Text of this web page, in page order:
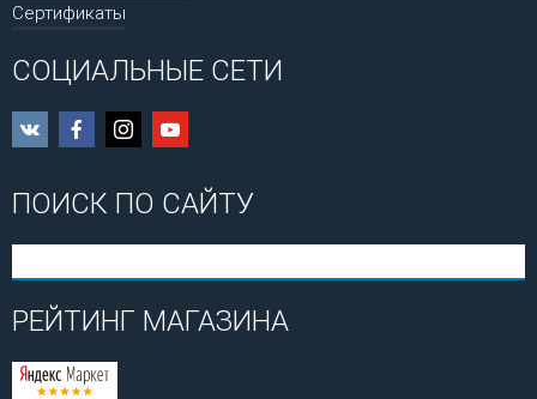
Сертификаты
СОЦИАЛЬНЫЕ СЕТИ
ПОИСК ПО САЙТУ
РЕЙТИНГ МАГАЗИНА